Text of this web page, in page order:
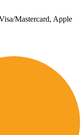
Mastercard, Apple